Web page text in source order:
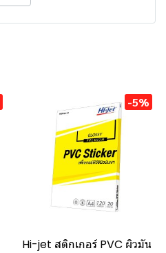
-5%
Hi-jet สติกเกอร์ PVC ผิวมัน